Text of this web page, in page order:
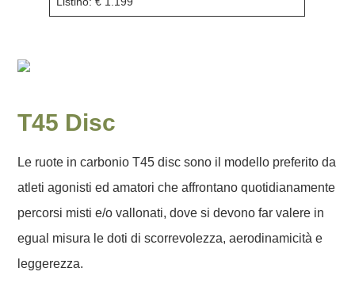
T45 Disc
Le ruote in carbonio T45 disc sono il modello preferito da
atleti agonisti ed amatori che affrontano quotidianamente
percorsi misti e/o vallonati, dove si devono far valere in
egual misura le doti di scorrevolezza, aerodinamicità e
leggerezza.